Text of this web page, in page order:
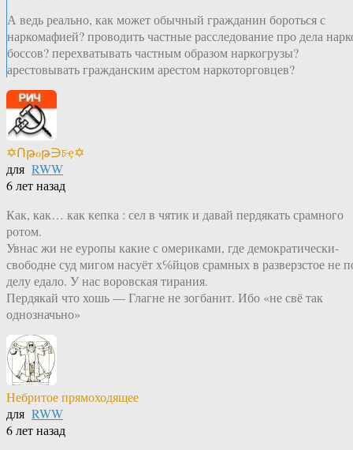
А ведь реально, как может обычный гражданин бороться с
наркомафией? проводить частные расследование про дела
боссов? перехватывать частным образом наркогрузы?
арестовывать гражданским арестом наркоторговцев?
✡Ոթℴթ∋চҿ✡
для RWW
6 лет назад
Как, как… как кепка : сел в чятик и давай пердякать срамного
ротом.
Увнас жи не еуропы какие с омериками, где демократически-
свободне суд мигом насуёт х℅йцов срамных в разверзстое не
делу едало. У нас воровская тирания.
Пердякай что хошь — Глагне не зогбанит. Ибо «не свё так
однозначьно»
Небритое прямоходящее
для RWW
6 лет назад